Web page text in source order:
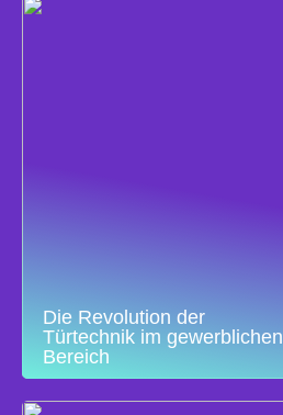
Die Revolution der
Türtechnik im gewerblichen
Bereich